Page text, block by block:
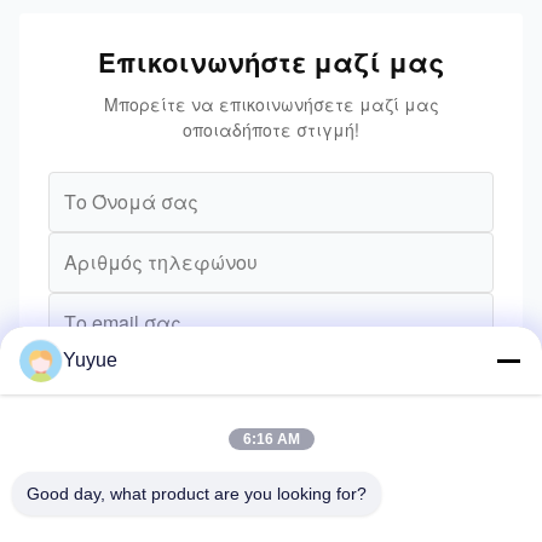
Επικοινωνήστε μαζί μας
Μπορείτε να επικοινωνήσετε μαζί μας
οποιαδήποτε στιγμή!
Yuyue
6:16 AM
Good day, what product are you looking for?